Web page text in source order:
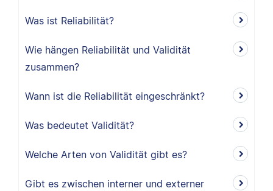
Was ist Reliabilität?
Wie hängen Reliabilität und Validität
zusammen?
Wann ist die Reliabilität eingeschränkt?
Was bedeutet Validität?
Welche Arten von Validität gibt es?
Gibt es zwischen interner und externer